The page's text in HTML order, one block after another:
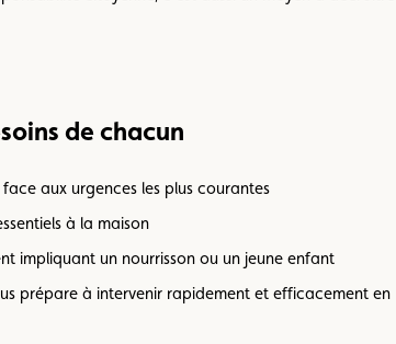
de chacun
aux urgences les plus courantes
à la maison
impliquant un nourrisson ou un jeune enfant
prépare à intervenir rapidement et efficacement en